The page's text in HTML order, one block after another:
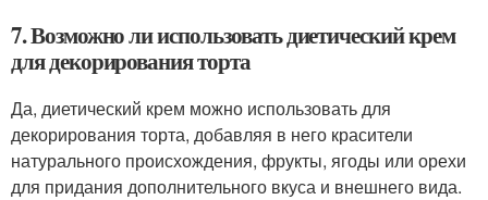
7. Возможно ли использовать диетический крем
для декорирования торта
Да, диетический крем можно использовать для
декорирования торта, добавляя в него красители
натурального происхождения, фрукты, ягоды или орехи
для придания дополнительного вкуса и внешнего вида.